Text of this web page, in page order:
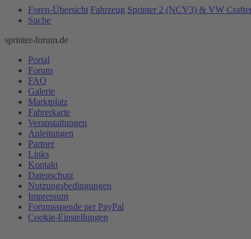
Foren-Übersicht Fahrzeug Sprinter 2 (NCV3) & VW
Suche
sprinter-forum.de
Portal
Forum
FAQ
Galerie
Marktplatz
Fahrerkarte
Veranstaltungen
Anleitungen
Partner
Links
Kontakt
Datenschutz
Nutzungsbedingungen
Impressum
Forumsspende per PayPal
Cookie-Einstellungen